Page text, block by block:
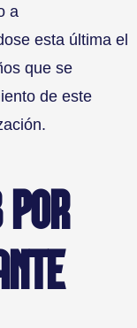
a
esta última el
que se
de este